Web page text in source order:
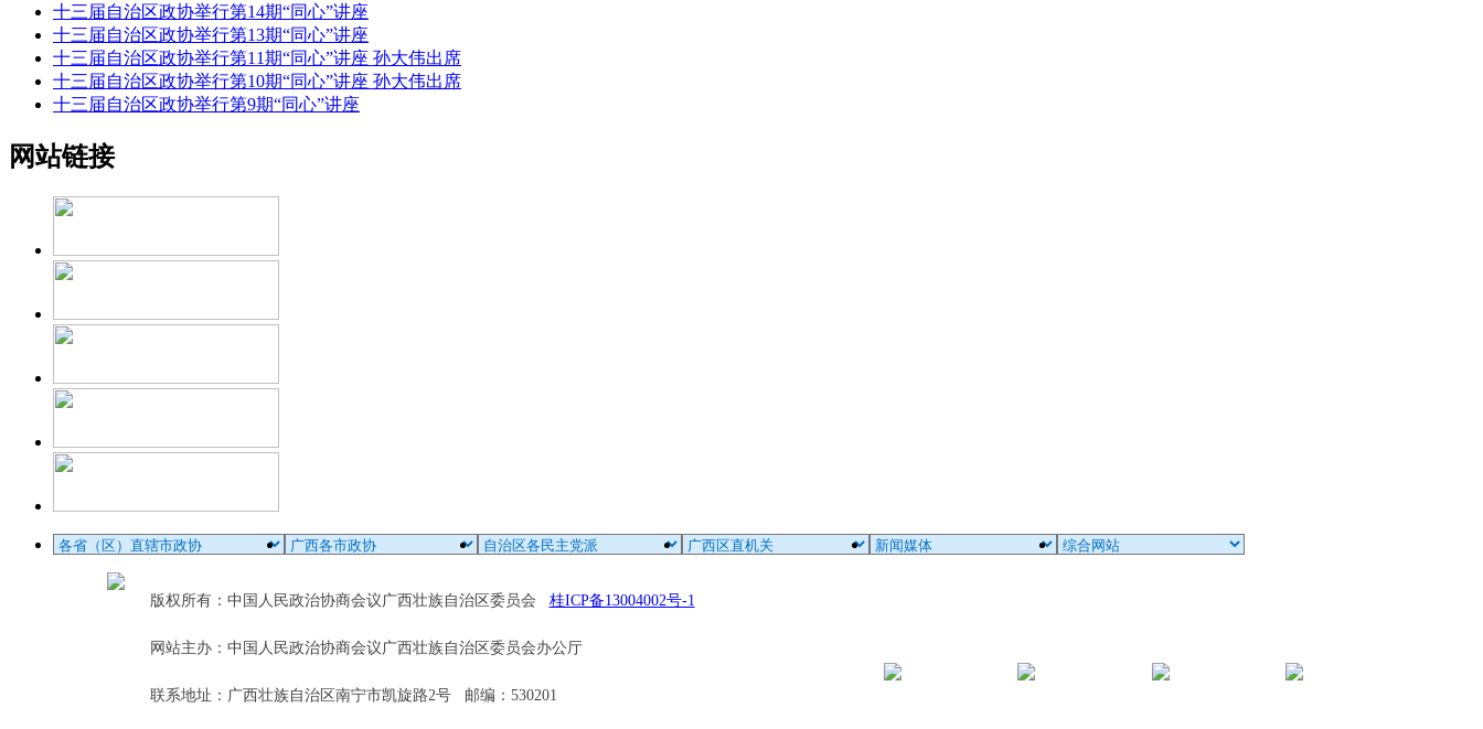
十三届自治区政协举行第14期“同心”讲座
十三届自治区政协举行第13期“同心”讲座
十三届自治区政协举行第11期“同心”讲座 孙大伟出席
十三届自治区政协举行第10期“同心”讲座 孙大伟出席
十三届自治区政协举行第9期“同心”讲座
网站链接
版权所有：中国人民政治协商会议广西壮族自治区委员会 桂ICP备13004002号-1
网站主办：中国人民政治协商会议广西壮族自治区委员会办公厅
联系地址：广西壮族自治区南宁市凯旋路2号 邮编：530201